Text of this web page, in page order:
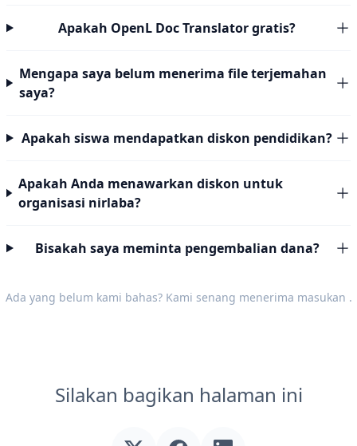
Apakah OpenL Doc Translator gratis?
Mengapa saya belum menerima file terjemahan
saya?
Apakah siswa mendapatkan diskon pendidikan?
Apakah Anda menawarkan diskon untuk
organisasi nirlaba?
Bisakah saya meminta pengembalian dana?
Ada yang belum kami bahas? Kami senang menerima masukan .
Silakan bagikan halaman ini